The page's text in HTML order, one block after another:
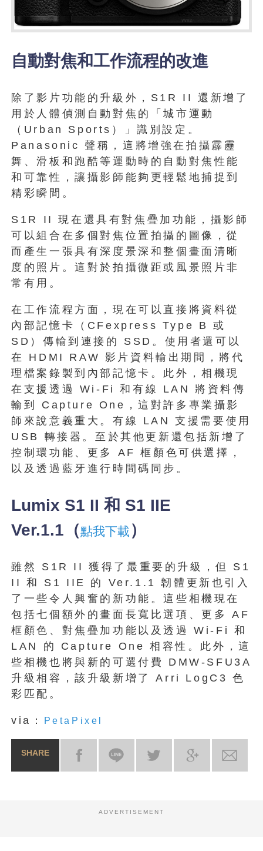
自動對焦和工作流程的改進
除了影片功能的升級外，S1R II 還新增了
用於人體偵測自動對焦的「城市運動
（Urban Sports）」識別設定。
Panasonic 聲稱，這將增強在拍攝霹靂
舞、滑板和跑酷等運動時的自動對焦性能
和可靠性，讓攝影師能夠更輕鬆地捕捉到
精彩瞬間。
S1R II 現在還具有對焦疊加功能，攝影師
可以組合在多個對焦位置拍攝的圖像，從
而產生一張具有深度景深和整個畫面清晰
度的照片。這對於拍攝微距或風景照片非
常有用。
在工作流程方面，現在可以直接將資料從
內部記憶卡（CFexpress Type B 或
SD）傳輸到連接的 SSD。使用者還可以
在 HDMI RAW 影片資料輸出期間，將代
理檔案錄製到內部記憶卡。此外，相機現
在支援透過 Wi-Fi 和有線 LAN 將資料傳
輸到 Capture One，這對許多專業攝影
師來說意義重大。有線 LAN 支援需要使用
USB 轉接器。至於其他更新還包括新增了
控制環功能、更多 AF 框顏色可供選擇，
以及透過藍牙進行時間碼同步。
Lumix S1 II 和 S1 IIE
Ver.1.1（點我下載 ）
雖然 S1R II 獲得了最重要的升級，但 S1
II 和 S1 IIE 的 Ver.1.1 韌體更新也引入
了一些令人興奮的新功能。這些相機現在
包括七個額外的畫面長寬比選項、更多 AF
框顏色、對焦疊加功能以及透過 Wi-Fi 和
LAN 的 Capture One 相容性。此外，這
些相機也將與新的可選付費 DMW-SFU3A
升級相容，該升級新增了 Arri LogC3 色
彩匹配。
via： PetaPixel
SHARE
ADVERTISEMENT